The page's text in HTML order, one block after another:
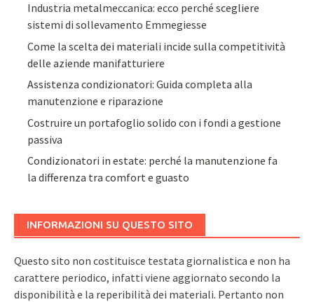
Industria metalmeccanica: ecco perché scegliere
sistemi di sollevamento Emmegiesse
Come la scelta dei materiali incide sulla competitività
delle aziende manifatturiere
Assistenza condizionatori: Guida completa alla
manutenzione e riparazione
Costruire un portafoglio solido con i fondi a gestione
passiva
Condizionatori in estate: perché la manutenzione fa
la differenza tra comfort e guasto
INFORMAZIONI SU QUESTO SITO
Questo sito non costituisce testata giornalistica e non ha
carattere periodico, infatti viene aggiornato secondo la
disponibilità e la reperibilità dei materiali. Pertanto non